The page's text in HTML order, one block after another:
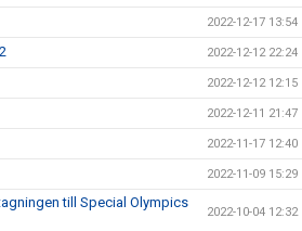
2022-12-17 13:54
2022-12-12 22:24
2022-12-12 12:15
2022-12-11 21:47
2022-11-17 12:40
2022-11-09 15:29
till Special Olympics
2022-10-04 12:32